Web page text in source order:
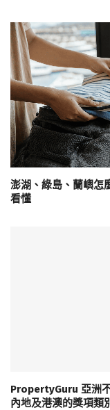
澎湖、綠島、蘭嶼怎
看懂
PropertyGuru 亞洲
內地及港澳的獎項類